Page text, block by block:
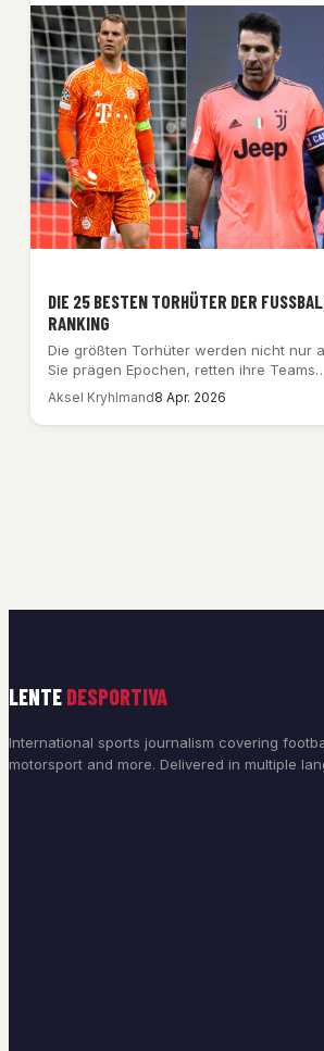
DIE 25 BESTEN TORHÜTER DER
ANKING
Die größten Torhüter werden nicht nur
Sie prägen Epochen, retten ihre
Aksel Kryhlmand8 Apr. 2026
LENTE DESPORTIVA
International sports journalism covering
motorsport and more. Delivered in multiple